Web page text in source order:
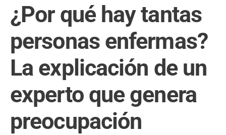
¿Por qué hay tantas
personas enfermas?
La explicación de un
experto que genera
preocupación